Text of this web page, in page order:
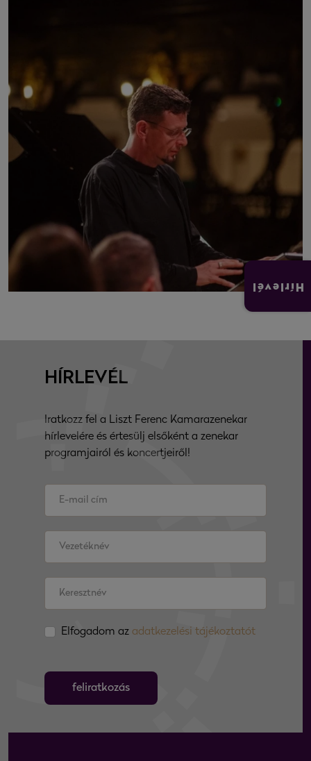
HÍRLEVÉL
Iratkozz fel a Liszt Ferenc Kamarazenekar
hírlevelére és értesülj elsőként a zenekar
programjairól és koncertjeiről!
Elfogadom az adatkezelési tájékoztatót
feliratkozás
Hírlevél